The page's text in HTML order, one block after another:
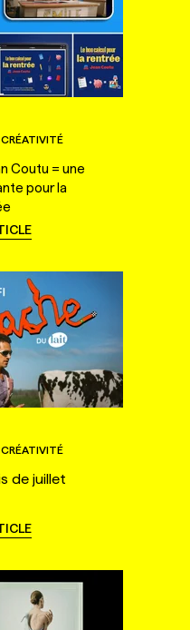
Coutu = une
pour la
de juillet